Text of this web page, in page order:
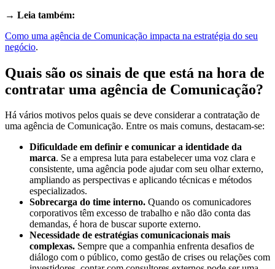
→ Leia também:
Como uma agência de Comunicação impacta na estratégia do seu
negócio.
Quais são os sinais de que está na hora de
contratar uma agência de Comunicação?
Há vários motivos pelos quais se deve considerar a contratação de
uma agência de Comunicação. Entre os mais comuns, destacam-se:
Dificuldade em definir e comunicar a identidade da
marca. Se a empresa luta para estabelecer uma voz clara e
consistente, uma agência pode ajudar com seu olhar externo,
ampliando as perspectivas e aplicando técnicas e métodos
especializados.
Sobrecarga do time interno. Quando os comunicadores
corporativos têm excesso de trabalho e não dão conta das
demandas, é hora de buscar suporte externo.
Necessidade de estratégias comunicacionais mais
complexas. Sempre que a companhia enfrenta desafios de
diálogo com o público, como gestão de crises ou relações com